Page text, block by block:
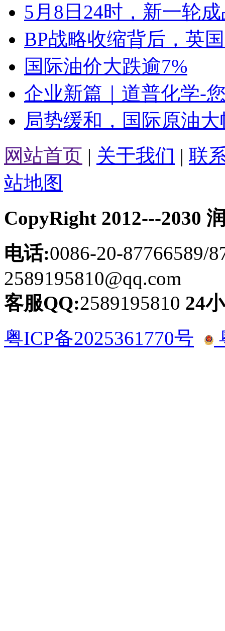
5月8日24时，新一轮
BP战略收缩背后，英
国际油价大跌逾7%
企业新篇｜道普化学-
局势缓和，国际原油
网站首页 | 关于我们 | 联
站地图
CopyRight 2012---2030
电话:0086-20-87766589/
2589195810@qq.com
客服QQ:2589195810 24
粤ICP备2025361770号